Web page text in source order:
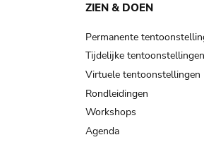
ZIEN & DOEN
Permanente
Tijdelijke tentoonstellingen
Virtuele tentoonstellingen
Rondleidingen
Workshops
Agenda